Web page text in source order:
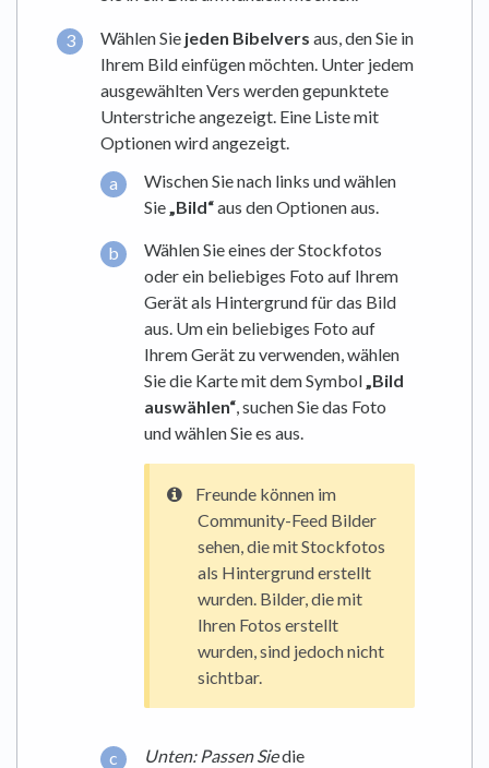
Wählen Sie jeden Bibelvers aus, den Sie in
Ihrem Bild einfügen möchten. Unter jedem
ausgewählten Vers werden gepunktete
Unterstriche angezeigt. Eine Liste mit
Optionen wird angezeigt.
Wischen Sie nach links und wählen
Sie„Bild“aus den Optionen aus.
Wählen Sie eines der Stockfotos
oder ein beliebiges Foto auf Ihrem
Gerät als Hintergrund für das Bild
aus. Um ein beliebiges Foto auf
Ihrem Gerät zu verwenden, wählen
Sie die Karte mit dem Symbol„Bild
auswählen“, suchen Sie das Foto
und wählen Sie es aus.
Freunde können im
Community-Feed Bilder
sehen, die mit Stockfotos
als Hintergrund erstellt
wurden. Bilder, die mit
Ihren Fotos erstellt
wurden, sind jedoch nicht
sichtbar.
Unten: Passen Siedie